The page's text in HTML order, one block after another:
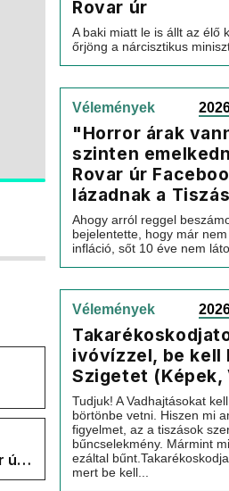
úr
Rovar úr
A baki miatt le is állt az élő
őrjöng a nárcisztikus
Vélemények
"Horror árak
szinten
Rovar úr
lázadnak a
Ahogy arról reggel
bejelentette, hogy már
infláció, sőt 10 éve nem
Vélemények
ivóvízzel, be kell
Szigetet (Képek,
Tudjuk! A Vadhajtásokat
börtönbe vetni. Hiszen mi
figyelmet, az a tiszások
bűncselekmény. Mármint
ezáltal
mert be kell...